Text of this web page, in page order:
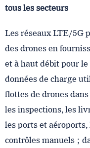
tous les secteurs
Les réseaux LTE/5G
des drones en
et à haut débit pour
données de charge
flottes de drones
les inspections, les
les ports et
contrôles manuels ;